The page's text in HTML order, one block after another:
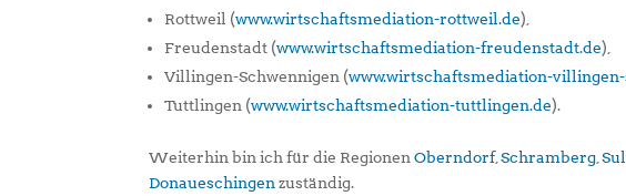
Rottweil (www.wirtschaftsmediation-rottweil.de),
Freudenstadt (www.wirtschaftsmediation-freudenstadt.de),
Villingen-Schwennigen (www.wirtschaftsmediation-
Tuttlingen (www.wirtschaftsmediation-tuttlingen.de).
Weiterhin bin ich für die RegionenOberndorf,Schramberg,
Donaueschingenzuständig.